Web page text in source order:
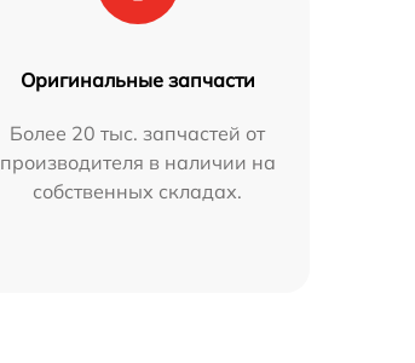
Оригинальные запчасти
Более 20 тыс. запчастей от
производителя в наличии на
собственных складах.